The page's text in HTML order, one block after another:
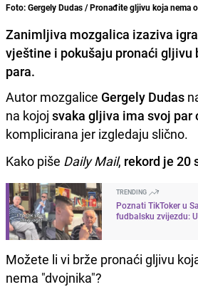
Foto: Gergely Dudas / Pronađite gljivu koja nema
Zanimljiva mozgalica izaziva
vještine i pokušaju pronaći gljivu
para.
Autor mozgalice Gergely Dudas
na kojoj svaka gljiva ima svoj par
komplicirana jer izgledaju slično.
Kako piše Daily Mail, rekord je 20
TRENDING
Poznati TikToker u
fudbalsku zvijezdu:
Možete li vi brže pronaći gljivu
nema "dvojnika"?